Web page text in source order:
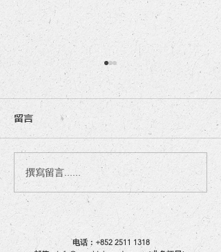
革思亚加入港深科技园开
发团队
留言
撰寫留言......
电话：+852 2511 1318